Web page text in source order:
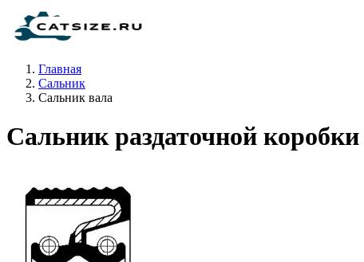
Главная
Сальник
Сальник вала
Сальник раздаточной коробки